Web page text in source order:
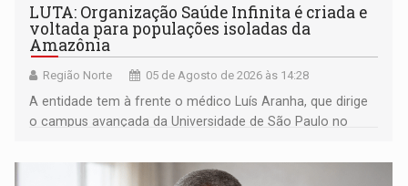
LUTA: Organização Saúde Infinita é criada e
voltada para populações isoladas da
Amazônia
Região Norte 05 de Agosto de 2026 às 14:28
A entidade tem à frente o médico Luís Aranha, que dirige
o campus avançada da Universidade de São Paulo no